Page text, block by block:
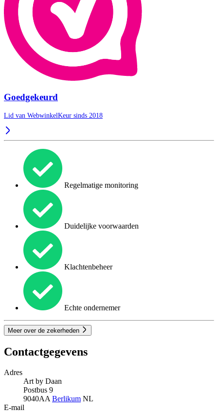
Goedgekeurd
Lid van WebwinkelKeur sinds 2018
Regelmatige monitoring
Duidelijke voorwaarden
Klachtenbeheer
Echte ondernemer
Meer over de zekerheden
Contactgegevens
Adres
Art by Daan
Postbus 9
9040AA Berlikum NL
E-mail